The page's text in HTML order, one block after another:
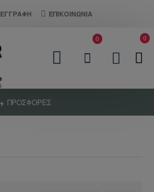
ΕΓΓΡΑΦΗ ΕΠΙΚΟΙΝΩΝΊΑ
0 0
ΠΡΟΣΦΟΡΈΣ